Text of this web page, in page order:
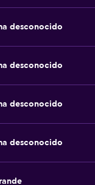
desconocido
desconocido
desconocido
desconocido